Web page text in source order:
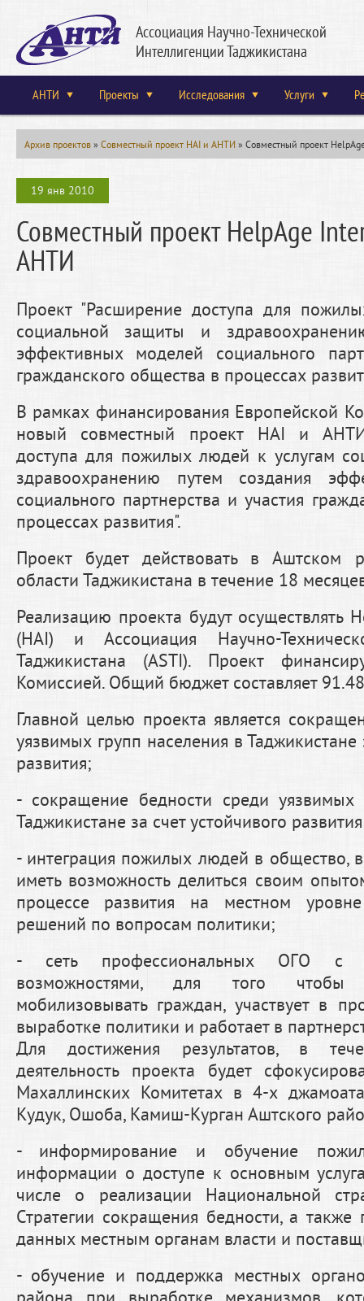
Ассоциация Научно-Технической
Интеллигенции Таджикистана
АНТИ Проекты Исследования Услуги
Архив проектов» Совместный проект HAI и АНТИ » Совместный проект
19 янв 2010
Совместный проект HelpAge
АНТИ
Проект "Расширение доступа для
социальной защиты и
эффективных моделей социального
гражданского общества в процессах
В рамках финансирования Европейской
новый совместный проект НАI и
доступа для пожилых людей к услугам
здравоохранению путем создания
социального партнерства и участия
процессах развития".
Проект будет действовать в Аштском
области Таджикистана в течение 18
Реализацию проекта будут осуществлять
(HAI) и Ассоциация Научно-
Таджикистана (ASTI). Проект
Комиссией. Общий бюджет составляет
Главной целью проекта является
уязвимых групп населения в Таджикистане
развития;
- сокращение бедности среди уязвимых
Таджикистане за счет устойчивого
- интеграция пожилых людей в общество,
иметь возможность делиться своим
процессе развития на местном
решений по вопросам политики;
- сеть профессиональных ОГО с
возможностями, для того чтобы
мобилизовывать граждан, участвует в
выработке политики и работает в
Для достижения результатов, в
деятельность проекта будет
Махаллинских Комитетах в 4-х
Кудук, Ошоба, Камиш-Курган Аштского
- информирование и обучение
информации о доступе к основным
числе о реализации Национальной
Стратегии сокращения бедности, а также
данных местным органам власти и
- обучение и поддержка местных